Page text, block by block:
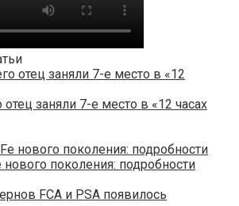
отец заняли 7-е место в «12 часах
нового поколения: подробности